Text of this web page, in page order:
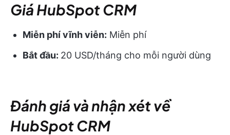
Giá HubSpot CRM
Miễn phí vĩnh viễn: Miễn phí
Bắt đầu: 20 USD/tháng cho mỗi người dùng
Đánh giá và nhận xét về
HubSpot CRM